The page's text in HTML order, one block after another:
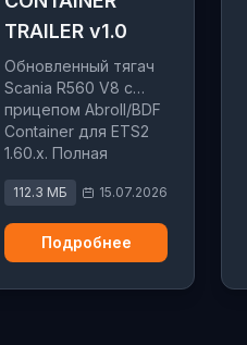
TRAILER v1.0
Обновленный тягач
Scania R560 V8 с
прицепом Abroll/BDF
Container для ETS2
1.60.x. Полная
модели,
окна, улучшенный
звук V8 и 10 грузов в
112.3 МБ 15.07.2026
Подробнее